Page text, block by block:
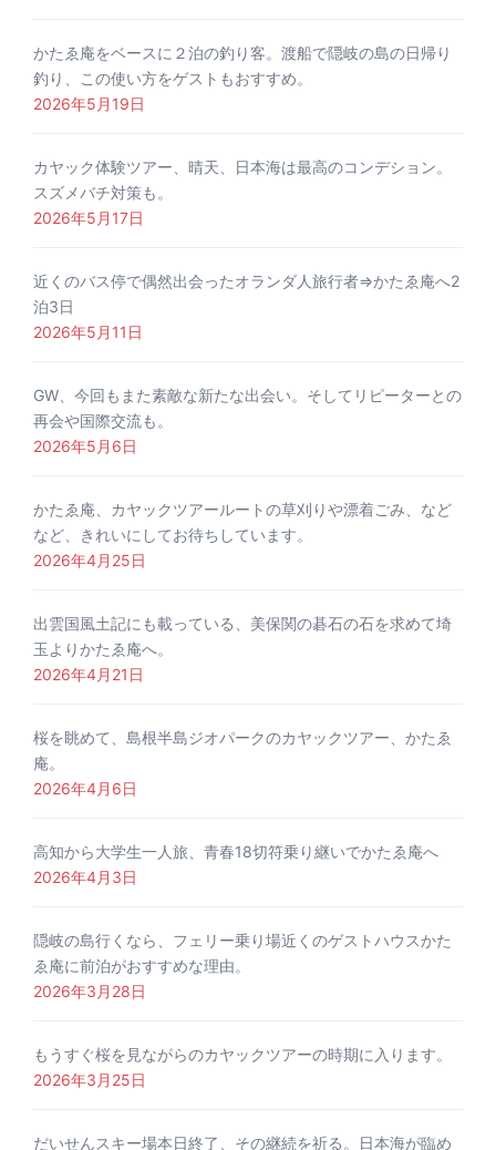
かたゑ庵をベースに２泊の釣り客。渡船で隠岐の島の日帰り
釣り、この使い方をゲストもおすすめ。
2026年5月19日
カヤック体験ツアー、晴天、日本海は最高のコンデション。
スズメバチ対策も。
2026年5月17日
近くのバス停で偶然出会ったオランダ人旅行者⇒かたゑ庵へ2
泊3日
2026年5月11日
GW、今回もまた素敵な新たな出会い。そしてリピーターとの
再会や国際交流も。
2026年5月6日
かたゑ庵、カヤックツアールートの草刈りや漂着ごみ、など
など、きれいにしてお待ちしています。
2026年4月25日
出雲国風土記にも載っている、美保関の碁石の石を求めて埼
玉よりかたゑ庵へ。
2026年4月21日
桜を眺めて、島根半島ジオパークのカヤックツアー、かたゑ
庵。
2026年4月6日
高知から大学生一人旅、青春18切符乗り継いでかたゑ庵へ
2026年4月3日
隠岐の島行くなら、フェリー乗り場近くのゲストハウスかた
ゑ庵に前泊がおすすめな理由。
2026年3月28日
もうすぐ桜を見ながらのカヤックツアーの時期に入ります。
2026年3月25日
だいせんスキー場本日終了、その継続を祈る。日本海が臨め